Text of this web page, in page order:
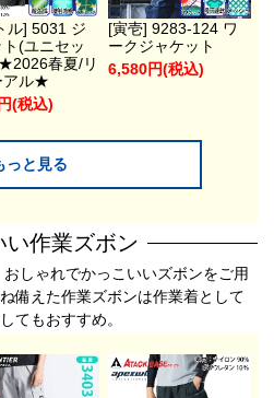
ル] 5031 ジ
ト(ユニセッ
春夏/リ
アル★
(税込)
[寅壱] 9283-124 ワ
ークジャケット
6,580円(税込)
っと見る
い作業ズボン
しゃれでかっこいいズボンをご用
備えた作業ズボンは作業着として
てもおすすめ。